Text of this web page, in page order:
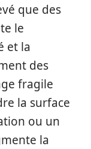
que des
le
et la
des
fragile
la surface
ou un
la